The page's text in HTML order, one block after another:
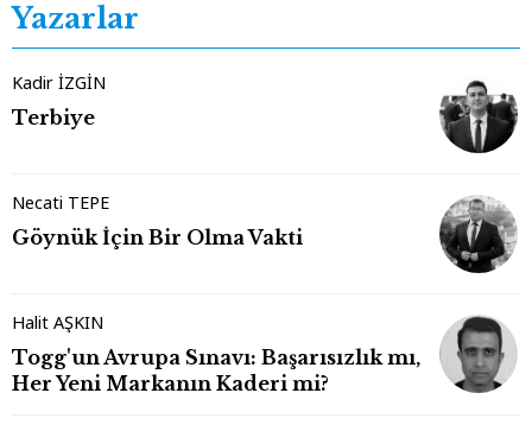
Yazarlar
Kadir İZGİN
Terbiye
Necati TEPE
Göynük İçin Bir Olma Vakti
Halit AŞKIN
Togg'un Avrupa Sınavı: Başarısızlık mı,
Her Yeni Markanın Kaderi mi?